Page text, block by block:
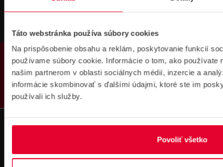
Táto webstránka používa súbory cookies
Na prispôsobenie obsahu a reklám, poskytovanie funkcií
používame súbory cookie. Informácie o tom, ako používate
našim partnerom v oblasti sociálnych médií, inzercie a
informácie skombinovať s ďalšími údajmi, ktoré ste im
používali ich služby.
Povoliť všetko
PRODUKTY Fakturačné údaje
IČO: 36340804 | DIČ: 2021919658
IČ DPH: SK2021919658
IBAN : SK51 1100 0000 0029 4205 9929
odd.: Sa, vl. č.: 7597/B
Pobočka Bratislava